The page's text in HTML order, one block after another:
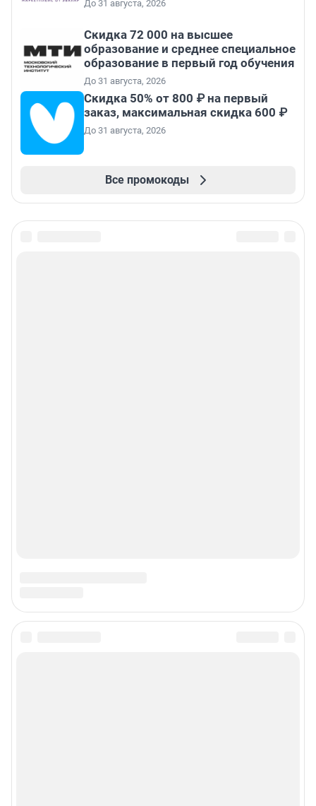
До 31 августа, 2026
Скидка 72 000 на высшее
образование и среднее специальное
образование в первый год обучения
До 31 августа, 2026
Скидка 50% от 800 ₽ на первый
заказ, максимальная скидка 600 ₽
До 31 августа, 2026
Все промокоды